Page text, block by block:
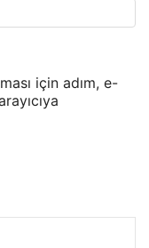
için adım, e-